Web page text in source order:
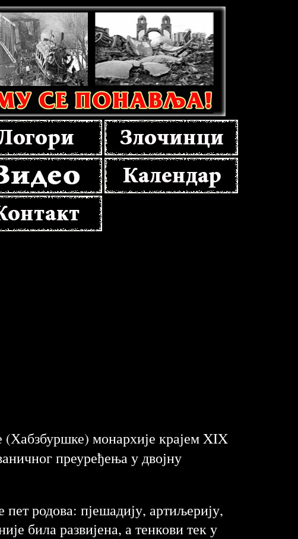
(Хабзбуршке) монархије крајем XIX
преуређења у двојну
родова: пјешадију, артиљерију,
била развијена, а тенкови тек у